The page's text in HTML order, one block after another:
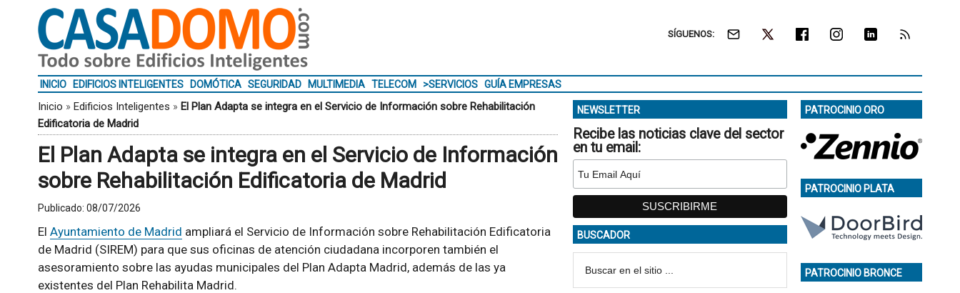
SÍGUENOS:
INICIO EDIFICIOS INTELIGENTES DOMÓTICA SEGURIDAD MULTIMEDIA TELECOM >SERVICIOS GUÍA EMPRESAS
Inicio » Edificios Inteligentes » El Plan Adapta se integra en el Servicio de Información sobre Rehabilitación
Edificatoria de Madrid
El Plan Adapta se integra en el Servicio de Información
sobre Rehabilitación Edificatoria de Madrid
Publicado: 08/07/2026
El Ayuntamiento de Madrid ampliará el Servicio de Información sobre Rehabilitación Edificatoria
de Madrid (SIREM) para que sus oficinas de atención ciudadana incorporen también el
asesoramiento sobre las ayudas municipales del Plan Adapta Madrid, además de las ya
existentes del Plan Rehabilita Madrid.
NEWSLETTER
Recibe las noticias clave del sector
en tu email:
BUSCADOR
PATROCINIO ORO
PATROCINIO PLATA
PATROCINIO BRONCE